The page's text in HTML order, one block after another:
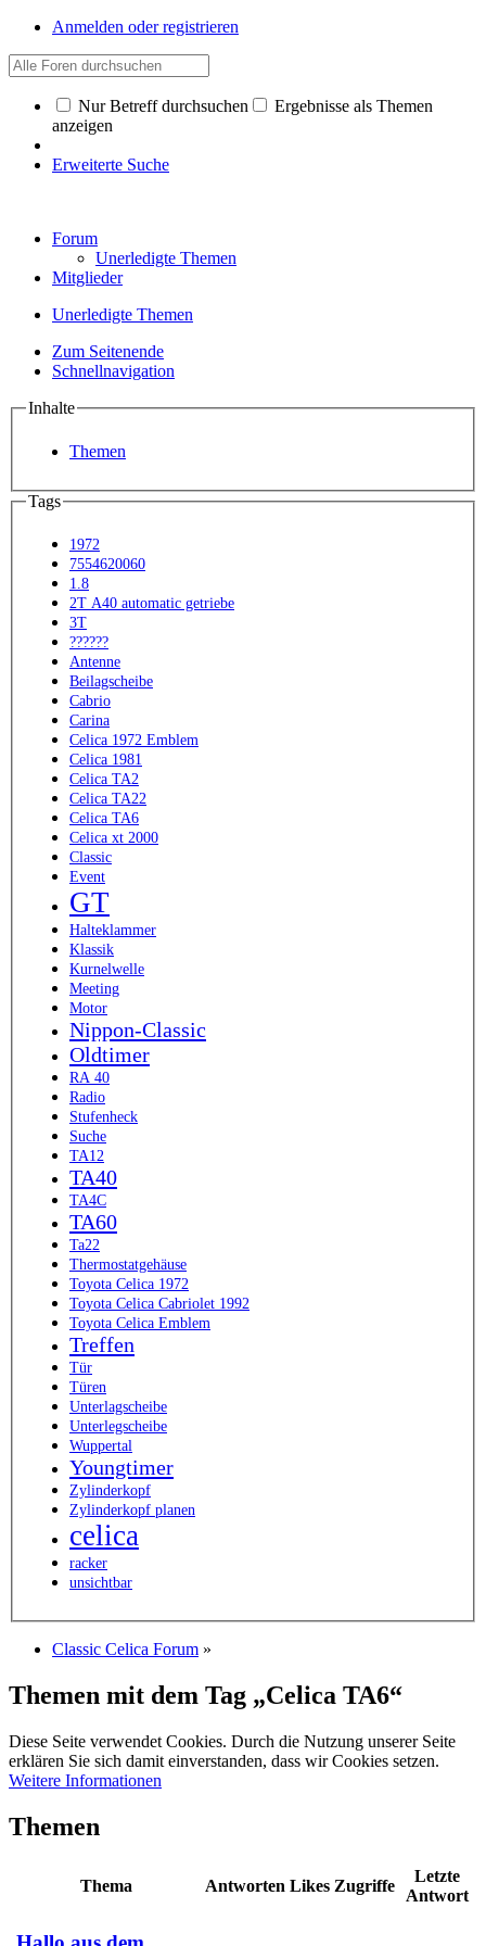
Anmelden oder registrieren
Nur Betreff durchsuchen
Ergebnisse als Themen
anzeigen
Erweiterte Suche
Forum
Unerledigte Themen
Mitglieder
Unerledigte Themen
Zum Seitenende
Schnellnavigation
Inhalte
Themen
Tags
1972
7554620060
1.8
2T A40 automatic getriebe
3T
??????
Antenne
Beilagscheibe
Cabrio
Carina
Celica 1972 Emblem
Celica 1981
Celica TA2
Celica TA22
Celica TA6
Celica xt 2000
Classic
Event
GT
Halteklammer
Klassik
Kurnelwelle
Meeting
Motor
Nippon-Classic
Oldtimer
RA 40
Radio
Stufenheck
Suche
TA12
TA40
TA4C
TA60
Ta22
Thermostatgehäuse
Toyota Celica 1972
Toyota Celica Cabriolet 1992
Toyota Celica Emblem
Treffen
Tür
Türen
Unterlagscheibe
Unterlegscheibe
Wuppertal
Youngtimer
Zylinderkopf
Zylinderkopf planen
celica
racker
unsichtbar
Classic Celica Forum »
Themen mit dem Tag „Celica TA6“
Diese Seite verwendet Cookies. Durch die Nutzung unserer Seite
erklären Sie sich damit einverstanden, dass wir Cookies setzen.
Weitere Informationen
Themen
Thema Antworten Likes Zugriffe
Letzte
Antwort